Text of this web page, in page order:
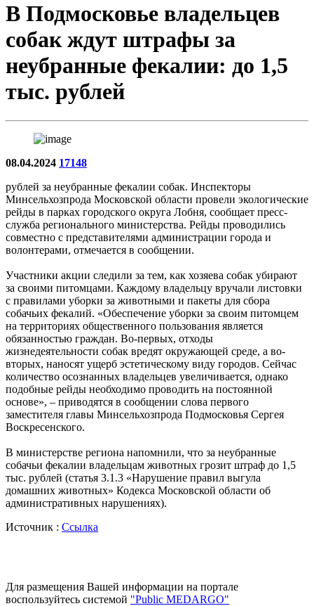
В Подмосковье владельцев
собак ждут штрафы за
неубранные фекалии: до 1,5
тыс. рублей
08.04.2024 17148
рублей за неубранные фекалии собак. Инспекторы
Минсельхозпрода Московской области провели экологические
рейды в парках городского округа Лобня, сообщает пресс-
служба регионального министерства. Рейды проводились
совместно с представителями администрации города и
волонтерами, отмечается в сообщении.
Участники акции следили за тем, как хозяева собак убирают
за своими питомцами. Каждому владельцу вручали листовки
с правилами уборки за животными и пакеты для сбора
собачьих фекалий. «Обеспечение уборки за своим питомцем
на территориях общественного пользования является
обязанностью граждан. Во-первых, отходы
жизнедеятельности собак вредят окружающей среде, а во-
вторых, наносят ущерб эстетическому виду городов. Сейчас
количество осознанных владельцев увеличивается, однако
подобные рейды необходимо проводить на постоянной
основе», – приводятся в сообщении слова первого
заместителя главы Минсельхозпрода Подмосковья Сергея
Воскресенского.
В министерстве региона напомнили, что за неубранные
собачьи фекалии владельцам животных грозит штраф до 1,5
тыс. рублей (статья 3.1.3 «Нарушение правил выгула
домашних животных» Кодекса Московской области об
административных нарушениях).
Источник : Ссылка
Для размещения Вашей информации на портале
воспользуйтесь системой "Public MEDARGO"